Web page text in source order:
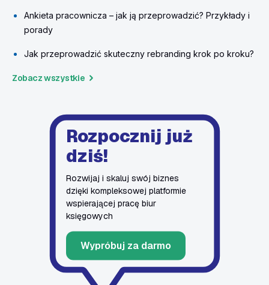
Ankieta pracownicza – jak ją przeprowadzić? Przykłady i
porady
Jak przeprowadzić skuteczny rebranding krok po kroku?
Zobacz wszystkie
Rozpocznij już
dziś!
Rozwijaj i skaluj swój biznes
dzięki kompleksowej platformie
wspierającej pracę biur
księgowych
Wypróbuj za darmo